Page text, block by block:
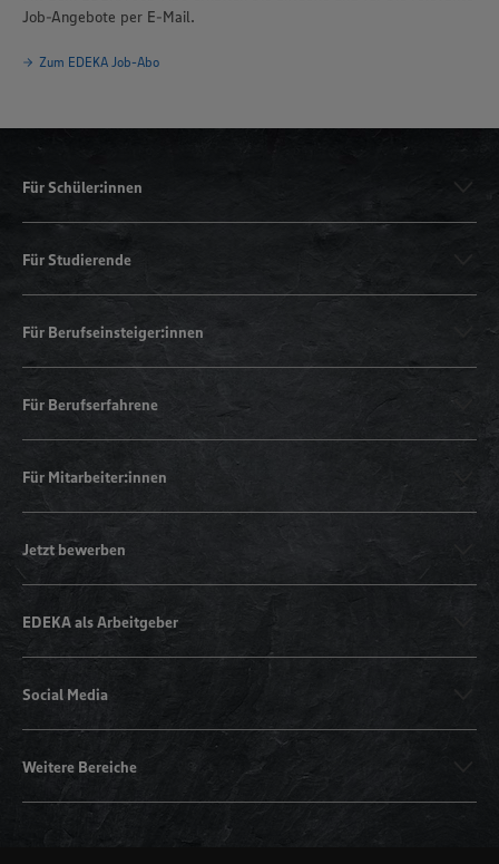
Job-Angebote per E-Mail.
Zum EDEKA Job-Abo
Für Schüler:innen
Für Studierende
Für Berufseinsteiger:innen
Für Berufserfahrene
Für Mitarbeiter:innen
Jetzt bewerben
EDEKA als Arbeitgeber
Social Media
Weitere Bereiche